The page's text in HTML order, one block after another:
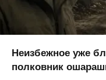
Неизбежное уже
полковник